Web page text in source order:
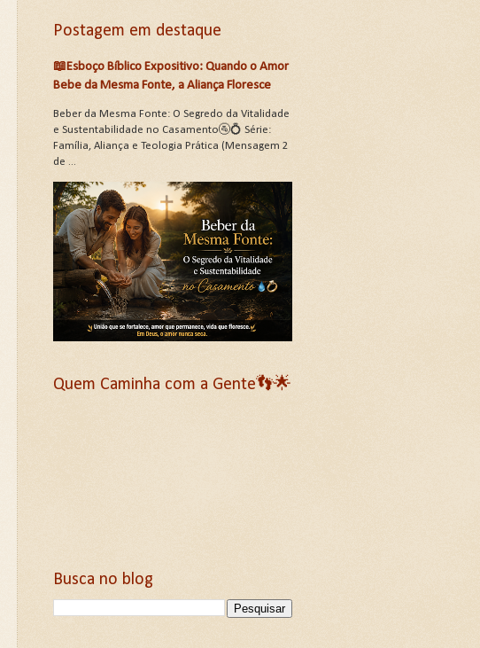
Postagem em destaque
📖Esboço Bíblico Expositivo: Quando o Amor
Bebe da Mesma Fonte, a Aliança Floresce
Beber da Mesma Fonte: O Segredo da Vitalidade
e Sustentabilidade no Casamento🚰💍 Série:
Família, Aliança e Teologia Prática (Mensagem 2
de ...
Quem Caminha com a Gente👣🌟
Busca no blog